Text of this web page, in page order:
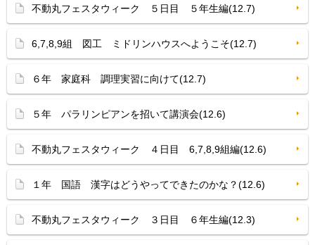
不動丸フェスタウィーク ５日目 ５年生編(12.7)
6,7,8,9組 図工 ミドリンハウスへようこそ(12.7)
６年 家庭科 調理実習に向けて(12.7)
５年 パラリンピアンを招いて講演会(12.6)
不動丸フェスタウィーク ４日目 6,7,8,9組編(12.6)
１年 国語 漢字はどうやってできたのかな？(12.6)
不動丸フェスタウィーク ３日目 ６年生編(12.3)